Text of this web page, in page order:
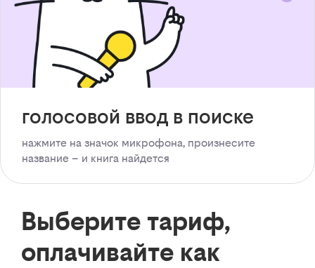
голосовой ввод в поиске
нажмите на значок микрофона, произнесите
название – и книга найдется
Выберите тариф,
оплачивайте как